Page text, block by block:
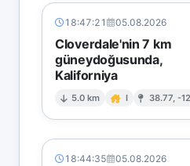
18:47:21 05.08.2026
Cloverdale'nin 7 km
güneydoğusunda,
Kaliforniya
5.0 km I 38.77, -
18:44:35 05.08.2026